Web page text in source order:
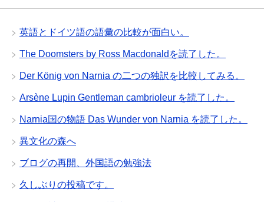
英語とドイツ語の語彙の比較が面白い。
The Doomsters by Ross Macdonaldを読了した。
Der König von Narnia の二つの独訳を比較してみる。
Arsène Lupin Gentleman cambrioleur を読了した。
Narnia国の物語 Das Wunder von Narnia を読了した。
異文化の森へ
ブログの再開、外国語の勉強法
久しぶりの投稿です。